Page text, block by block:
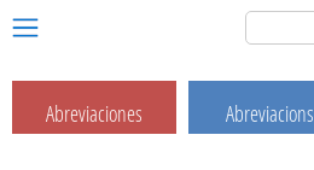
Abreviaciones Abreviacions